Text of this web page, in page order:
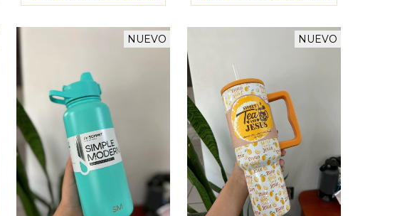
NUEVO NUEVO